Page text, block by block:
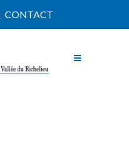
CONTACT